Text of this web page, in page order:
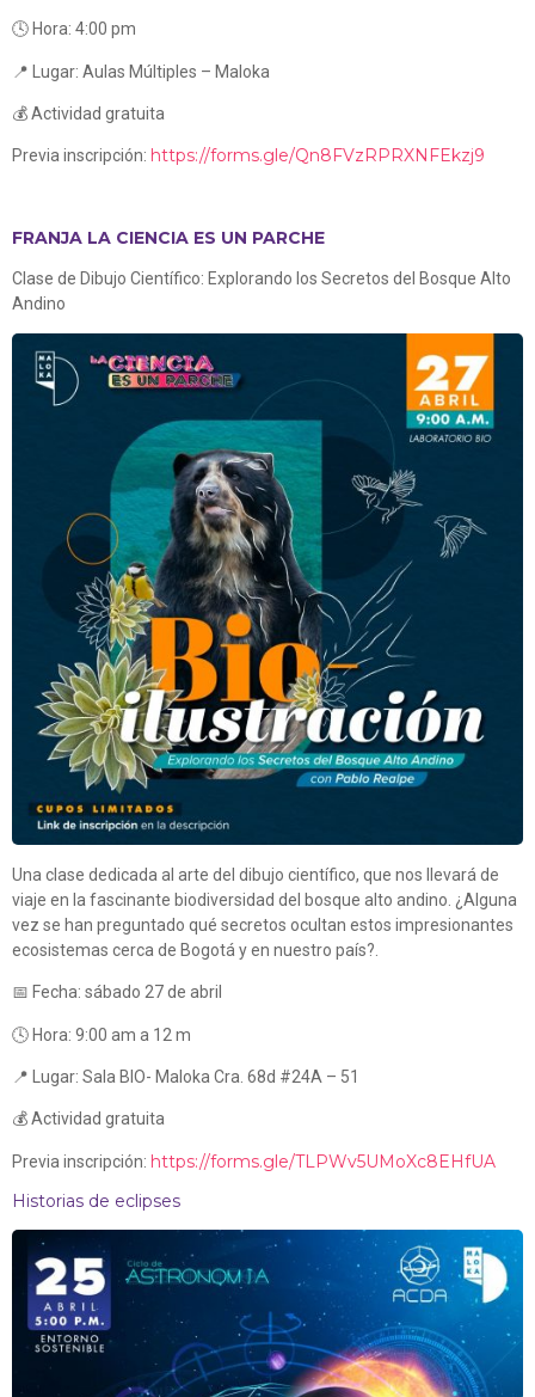
🕓 Hora: 4:00 pm
📍 Lugar: Aulas Múltiples – Maloka
💰 Actividad gratuita
Previa inscripción: https://forms.gle/Qn8FVzRPRXNFEkzj9
FRANJA LA CIENCIA ES UN PARCHE
Clase de Dibujo Científico: Explorando los Secretos del Bosque Alto
Andino
Una clase dedicada al arte del dibujo científico, que nos llevará de
viaje en la fascinante biodiversidad del bosque alto andino. ¿Alguna
vez se han preguntado qué secretos ocultan estos impresionantes
ecosistemas cerca de Bogotá y en nuestro país?.
📅 Fecha: sábado 27 de abril
🕓 Hora: 9:00 am a 12 m
📍 Lugar: Sala BIO- Maloka Cra. 68d #24A – 51
💰 Actividad gratuita
Previa inscripción: https://forms.gle/TLPWv5UMoXc8EHfUA
Historias de eclipses